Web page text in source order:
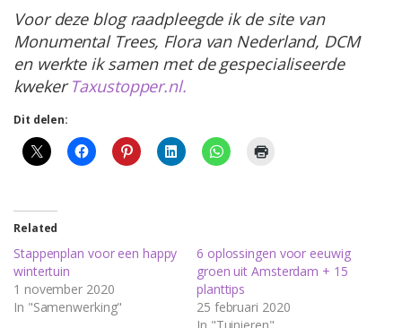
Voor deze blog raadpleegde ik de site van
Monumental Trees, Flora van Nederland, DCM
en werkte ik samen met de gespecialiseerde
kwekerTaxustopper.nl.
Dit delen:
Related
Stappenplan voor een happy
wintertuin
1 november 2020
In "Samenwerking"
6 oplossingen voor eeuwig
groen uit Amsterdam + 15
planttips
25 februari 2020